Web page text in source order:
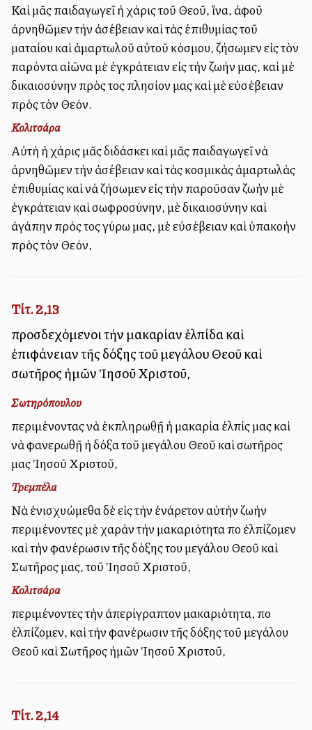
Καὶ μᾶς παιδαγωγεῖ ἡ χάρις τοῦ Θεοῦ, ἵνα, ἀφοῦ
ἀρνηθῶμεν τὴν ἀσέβειαν καὶ τὰς ἐπιθυμίας τοῦ
ματαίου καὶ ἁμαρτωλοῦ αὐτοῦ κόσμου, ζήσωμεν εἰς τὸν
παρόντα αἰῶνα μὲ ἐγκράτειαν εἰς τὴν ζωήν μας, καὶ μὲ
δικαιοσύνην πρὸς τοὺς πλησίον μας καὶ μὲ εὐσέβειαν
πρὸς τὸν Θεόν.
Κολιτσάρα
Αὐτὴ ἡ χάρις μᾶς διδάσκει καὶ μᾶς παιδαγωγεῖ νὰ
ἀρνηθῶμεν τὴν ἀσέβειαν καὶ τὰς κοσμικὰς ἁμαρτωλὰς
ἐπιθυμίας καὶ νὰ ζήσωμεν εἰς τὴν παροῦσαν ζωὴν μὲ
ἐγκράτειαν καὶ σωφροσύνην, μὲ δικαιοσύνην καὶ
ἀγάπην πρὸς τοὺς γύρω μας, μὲ εὐσέβειαν καὶ ὑπακοὴν
πρὸς τὸν Θεόν,
Τίτ. 2,13
προσδεχόμενοι τὴν μακαρίαν ἐλπίδα καὶ
ἐπιφάνειαν τῆς δόξης τοῦ μεγάλου Θεοῦ καὶ
σωτῆρος ἡμῶν Ἰησοῦ Χριστοῦ,
Σωτηρόπουλου
περιμένοντας νὰ ἐκπληρωθῇ ἡ μακαρία ἐλπίς μας καὶ
νὰ φανερωθῇ ἡ δόξα τοῦ μεγάλου Θεοῦ καὶ σωτῆρος
μας Ἰησοῦ Χριστοῦ,
Τρεμπέλα
Νὰ ἐνισχυώμεθα δὲ εἰς τὴν ἐνάρετον αὐτὴν ζωὴν
περιμένοντες μὲ χαρὰν τὴν μακαριότητα ποὺ ἐλπίζομεν
καὶ τὴν φανέρωσιν τῆς δόξης του μεγάλου Θεοῦ καὶ
Σωτῆρος μας, τοῦ Ἰησοῦ Χριστοῦ,
Κολιτσάρα
περιμένοντες τὴν ἀπερίγραπτον μακαριότητα, ποὺ
ἐλπίζομεν, καὶ τὴν φανέρωσιν τῆς δόξης τοῦ μεγάλου
Θεοῦ καὶ Σωτῆρος ἡμῶν Ἰησοῦ Χριστοῦ,
Τίτ. 2,14